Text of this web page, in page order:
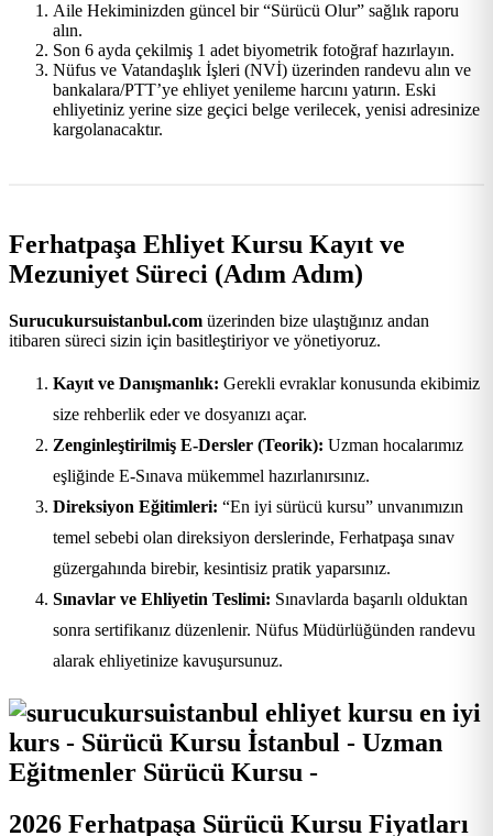
Aile Hekiminizden güncel bir “Sürücü Olur” sağlık raporu
alın.
Son 6 ayda çekilmiş 1 adet biyometrik fotoğraf hazırlayın.
Nüfus ve Vatandaşlık İşleri (NVİ) üzerinden randevu alın ve
bankalara/PTT’ye ehliyet yenileme harcını yatırın. Eski
ehliyetiniz yerine size geçici belge verilecek, yenisi adresinize
kargolanacaktır.
Ferhatpaşa Ehliyet Kursu Kayıt ve
Mezuniyet Süreci (Adım Adım)
Surucukursuistanbul.com üzerinden bize ulaştığınız andan
itibaren süreci sizin için basitleştiriyor ve yönetiyoruz.
Kayıt ve Danışmanlık: Gerekli evraklar konusunda ekibimiz
size rehberlik eder ve dosyanızı açar.
Zenginleştirilmiş E-Dersler (Teorik): Uzman hocalarımız
eşliğinde E-Sınava mükemmel hazırlanırsınız.
Direksiyon Eğitimleri: “En iyi sürücü kursu” unvanımızın
temel sebebi olan direksiyon derslerinde, Ferhatpaşa sınav
güzergahında birebir, kesintisiz pratik yaparsınız.
Sınavlar ve Ehliyetin Teslimi: Sınavlarda başarılı olduktan
sonra sertifikanız düzenlenir. Nüfus Müdürlüğünden randevu
alarak ehliyetinize kavuşursunuz.
2026 Ferhatpaşa Sürücü Kursu Fiyatları